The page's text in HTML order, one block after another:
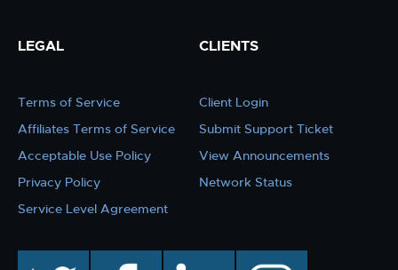
LEGAL
Terms of Service
Affiliates Terms of Service
Acceptable Use Policy
Privacy Policy
Service Level Agreement
CLIENTS
Client Login
Submit Support Ticket
View Announcements
Network Status
facebook linkedin instagram